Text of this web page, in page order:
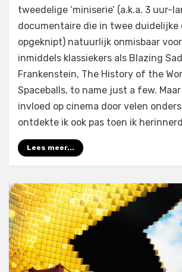
tweedelige ‘miniserie’ (a.k.a. 3 uur-
documentaire die in twee duidelijke
opgeknipt) natuurlijk onmisbaar
inmiddels klassiekers als Blazing
Frankenstein, The History of the
Spaceballs, to name just a few. Maar
invloed op cinema door velen
ontdekte ik ook pas toen ik
Lees meer...